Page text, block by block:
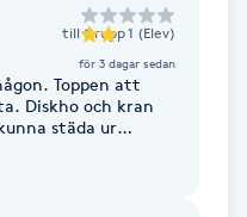
till Grupp 1 (Elev)
för 3 dagar sedan
Toppen att
Diskho och kran
städa ur
block.